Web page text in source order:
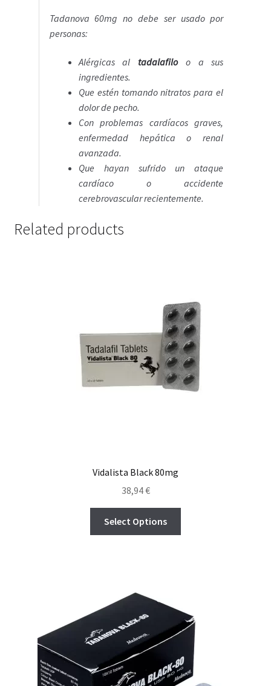
Tadanova 60mg no debe ser usado por
personas:
Alérgicas al tadalafiloo a sus
ingredientes.
Que estén tomando nitratos para el
dolor de pecho.
Con problemas cardíacos graves,
enfermedad hepática o renal
avanzada.
Que hayan sufrido un ataque
cardíaco o accidente
cerebrovascular recientemente.
Related products
Vidalista Black 80mg
38,94€
Select Options